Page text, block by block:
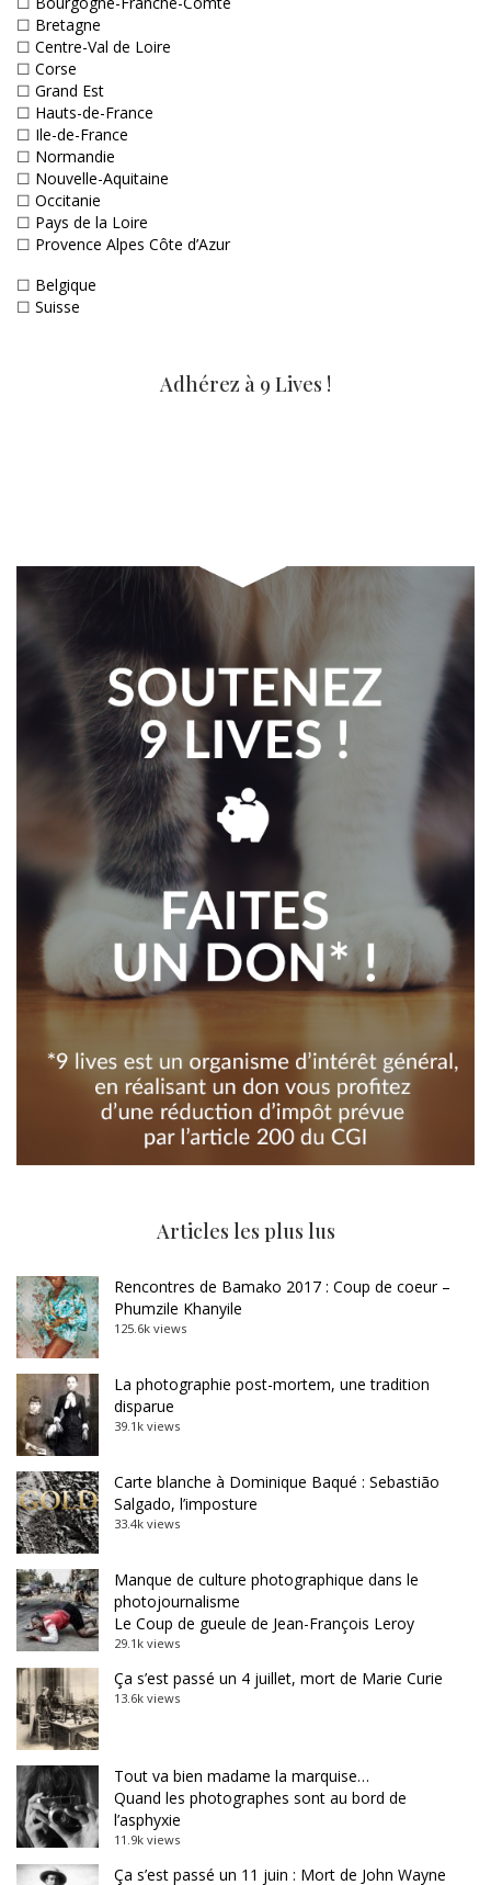
☐ Bretagne
☐ Centre-Val de Loire
☐ Corse
☐ Grand Est
☐ Hauts-de-France
☐ Ile-de-France
☐ Normandie
☐ Nouvelle-Aquitaine
☐ Occitanie
☐ Pays de la Loire
☐ Provence Alpes Côte d’Azur
☐ Belgique
☐ Suisse
Adhérez à 9 Lives !
Articles les plus lus
Rencontres de Bamako 2017 : Coup de coeur –
Phumzile Khanyile
125.6k views
La photographie post-mortem, une tradition
disparue
39.1k views
Carte blanche à Dominique Baqué : Sebastião
Salgado, l’imposture
33.4k views
Manque de culture photographique dans le
photojournalisme
Le Coup de gueule de Jean-François Leroy
29.1k views
Ça s’est passé un 4 juillet, mort de Marie Curie
13.6k views
Tout va bien madame la marquise…
Quand les photographes sont au bord de
l’asphyxie
11.9k views
Ça s’est passé un 11 juin : Mort de John Wayne